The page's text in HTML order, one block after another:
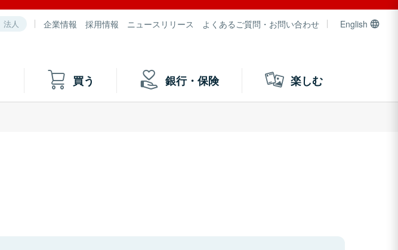
法人 企業情報 採用情報 ニュースリリース よくあるご質問・お問い合わせ English
買う 銀行・保険 楽しむ